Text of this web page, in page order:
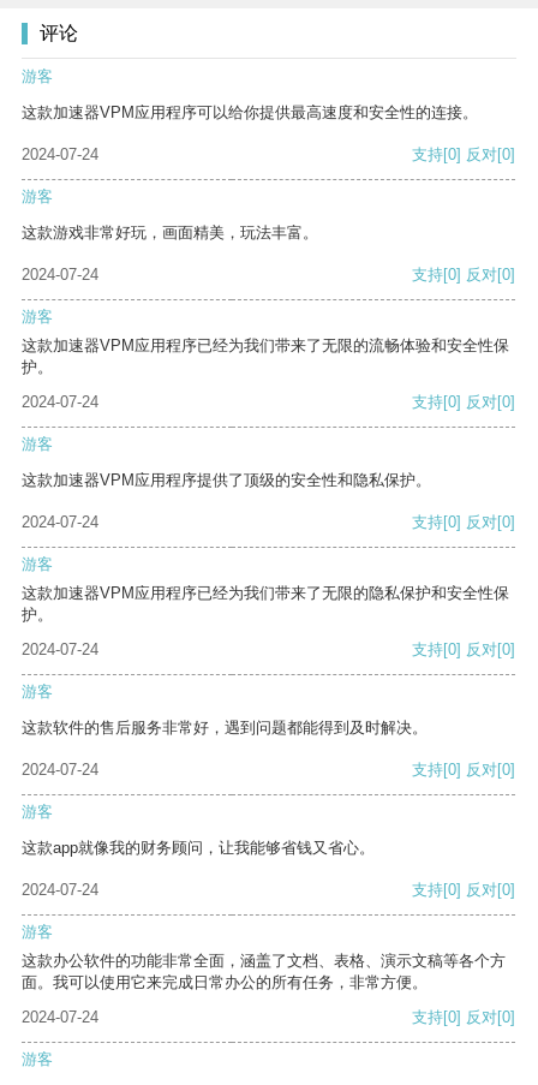
评论
游客
这款加速器VPM应用程序可以给你提供最高速度和安全性的连接。
2024-07-24 支持[0] 反对[0]
游客
这款游戏非常好玩，画面精美，玩法丰富。
2024-07-24 支持[0] 反对[0]
游客
这款加速器VPM应用程序已经为我们带来了无限的流畅体验和安全性保
护。
2024-07-24
支持[0] 反对[0]
游客
这款加速器VPM应用程序提供了顶级的安全性和隐私保护。
2024-07-24 支持[0] 反对[0]
游客
这款加速器VPM应用程序已经为我们带来了无限的隐私保护和安全性保
护。
2024-07-24
支持[0] 反对[0]
游客
这款软件的售后服务非常好，遇到问题都能得到及时解决。
2024-07-24 支持[0] 反对[0]
游客
这款app就像我的财务顾问，让我能够省钱又省心。
2024-07-24 支持[0] 反对[0]
游客
这款办公软件的功能非常全面，涵盖了文档、表格、演示文稿等各个方
面。我可以使用它来完成日常办公的所有任务，非常方便。
2024-07-24
支持[0] 反对[0]
游客